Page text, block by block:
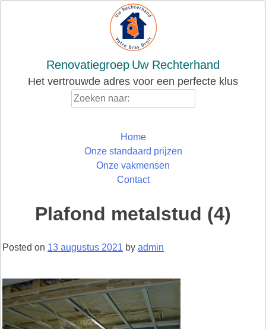
Renovatiegroep Uw Rechterhand
Het vertrouwde adres voor een perfecte klus
Home
Onze standaard prijzen
Onze vakmensen
Contact
Plafond metalstud (4)
Posted on 13 augustus 2021 by admin